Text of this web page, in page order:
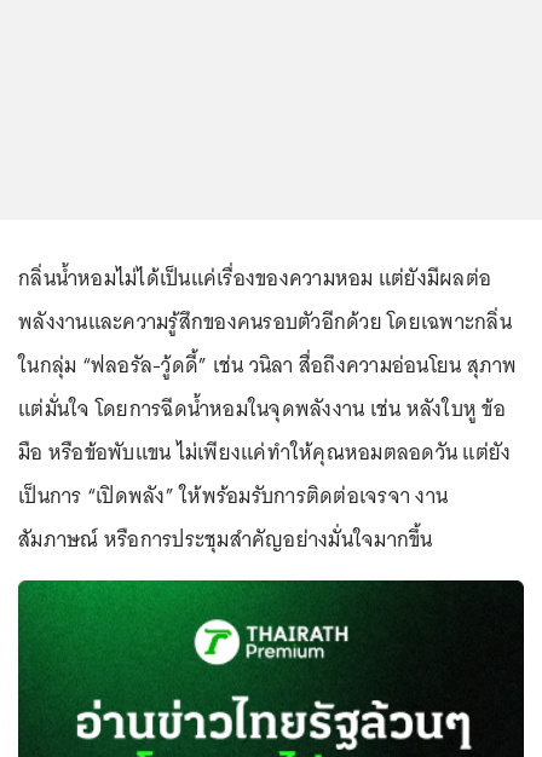
กลิ่นน้ำหอมไม่ได้เป็นแค่เรื่องของความหอม แต่ยังมีผลต่อ
พลังงานและความรู้สึกของคนรอบตัวอีกด้วย โดยเฉพาะกลิ่น
ในกลุ่ม “ฟลอรัล-วู้ดดี้” เช่น วนิลา สื่อถึงความอ่อนโยน สุภาพ
แต่มั่นใจ โดยการฉีดน้ำหอมในจุดพลังงาน เช่น หลังใบหู ข้อ
มือ หรือข้อพับแขน ไม่เพียงแค่ทำให้คุณหอมตลอดวัน แต่ยัง
เป็นการ “เปิดพลัง” ให้พร้อมรับการติดต่อเจรจา งาน
สัมภาษณ์ หรือการประชุมสำคัญอย่างมั่นใจมากขึ้น